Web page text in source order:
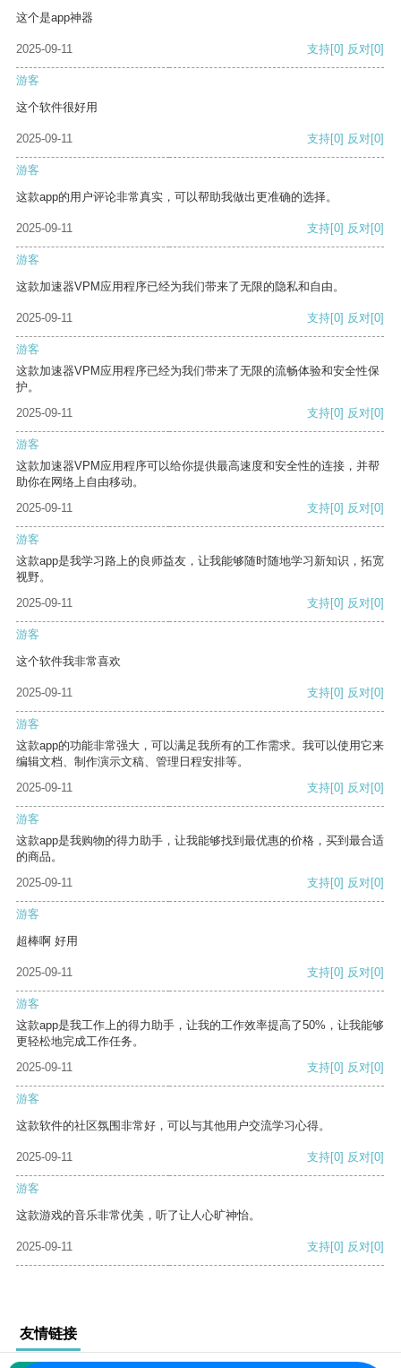
这个是app神器
2025-09-11 支持[0] 反对[0]
游客
这个软件很好用
2025-09-11 支持[0] 反对[0]
游客
这款app的用户评论非常真实，可以帮助我做出更准确的选择。
2025-09-11 支持[0] 反对[0]
游客
这款加速器VPM应用程序已经为我们带来了无限的隐私和自由。
2025-09-11 支持[0] 反对[0]
游客
这款加速器VPM应用程序已经为我们带来了无限的流畅体验和安全性保
护。
2025-09-11
支持[0] 反对[0]
游客
这款加速器VPM应用程序可以给你提供最高速度和安全性的连接，并帮
助你在网络上自由移动。
2025-09-11
支持[0] 反对[0]
游客
这款app是我学习路上的良师益友，让我能够随时随地学习新知识，拓宽
视野。
2025-09-11
支持[0] 反对[0]
游客
这个软件我非常喜欢
2025-09-11 支持[0] 反对[0]
游客
这款app的功能非常强大，可以满足我所有的工作需求。我可以使用它来
编辑文档、制作演示文稿、管理日程安排等。
2025-09-11
支持[0] 反对[0]
游客
这款app是我购物的得力助手，让我能够找到最优惠的价格，买到最合适
的商品。
2025-09-11
支持[0] 反对[0]
游客
超棒啊 好用
2025-09-11 支持[0] 反对[0]
游客
这款app是我工作上的得力助手，让我的工作效率提高了50%，让我能够
更轻松地完成工作任务。
2025-09-11
支持[0] 反对[0]
游客
这款软件的社区氛围非常好，可以与其他用户交流学习心得。
2025-09-11 支持[0] 反对[0]
游客
这款游戏的音乐非常优美，听了让人心旷神怡。
2025-09-11 支持[0] 反对[0]
友情链接